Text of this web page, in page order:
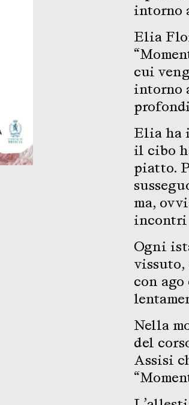
intorno
Elia
cui
intorno
Elia ha
il cibo
piatto.
ma,
incontri
Ogni
con
Nella
del
Assisi